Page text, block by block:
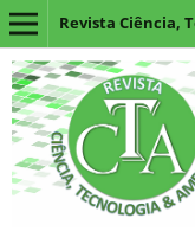
Revista Ciência,